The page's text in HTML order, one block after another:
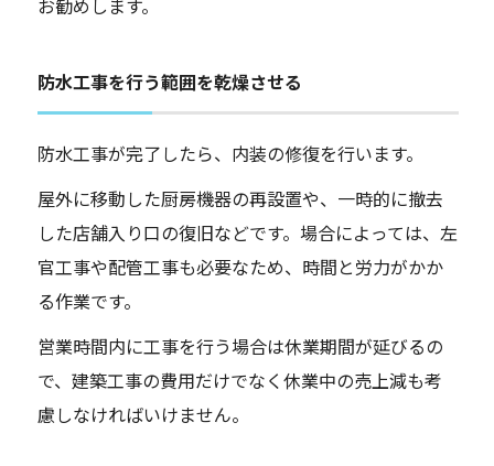
お勧めします。
防水工事を行う範囲を乾燥させる
防水工事が完了したら、内装の修復を行います。
屋外に移動した厨房機器の再設置や、一時的に撤去
した店舗入り口の復旧などです。場合によっては、左
官工事や配管工事も必要なため、時間と労力がかか
る作業です。
営業時間内に工事を行う場合は休業期間が延びるの
で、建築工事の費用だけでなく休業中の売上減も考
慮しなければいけません。